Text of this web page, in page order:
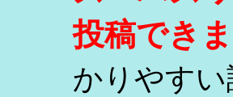
投稿できま
かりやすい